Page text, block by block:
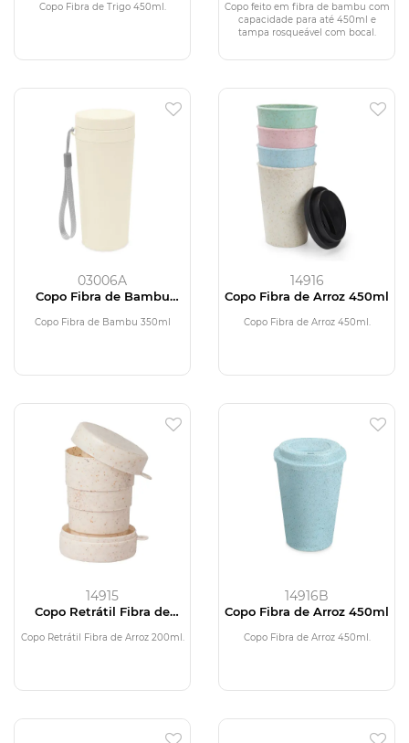
Copo Fibra de Trigo 450ml.
Copo feito em fibra de bambu com
capacidade para até 450ml e
tampa rosqueável com bocal.
03006A
Copo Fibra de Bambu
Copo Fibra de Bambu 350ml
14916
Copo Fibra de Arroz 450ml
Copo Fibra de Arroz 450ml.
14915
Copo Retrátil Fibra de
Copo Retrátil Fibra de Arroz 200ml.
14916B
Copo Fibra de Arroz 450ml
Copo Fibra de Arroz 450ml.